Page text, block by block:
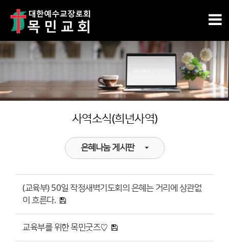
사역소식(희년사역)
은혜나눔 게시판
(교육부) 50일 작정새벽기도회의 은혜는 거리에 상관없
이 흐른다.
교육부를 위한 목민굿즈♡